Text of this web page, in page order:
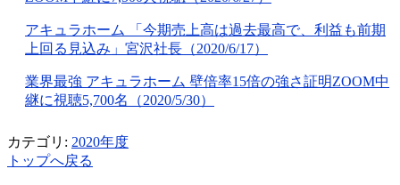
アキュラホーム 「今期売上高は過去最高で、利益も前期
上回る見込み」宮沢社長（2020/6/17）
業界最強 アキュラホーム 壁倍率15倍の強さ証明ZOOM中
継に視聴5,700名（2020/5/30）
カテゴリ: 2020年度
トップへ戻る